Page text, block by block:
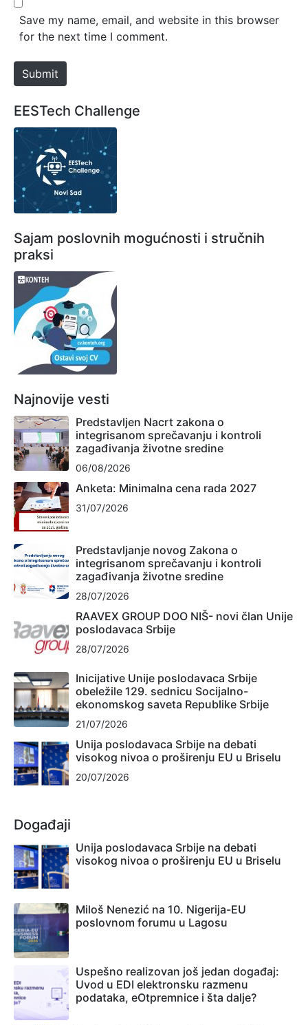
*
e
Save my name, email, and website in this browser
for the next time I comment.
Submit
EESTech Challenge
Sajam poslovnih mogućnosti i stručnih
praksi
Najnovije vesti
Predstavljen Nacrt zakona o
integrisanom sprečavanju i kontroli
zagađivanja životne sredine
06/08/2026
Anketa: Minimalna cena rada 2027
31/07/2026
Predstavljanje novog Zakona o
integrisanom sprečavanju i kontroli
zagađivanja životne sredine
28/07/2026
RAAVEX GROUP DOO NIŠ- novi član Unije
poslodavaca Srbije
28/07/2026
Inicijative Unije poslodavaca Srbije
obeležile 129. sednicu Socijalno-
ekonomskog saveta Republike Srbije
21/07/2026
Unija poslodavaca Srbije na debati
visokog nivoa o proširenju EU u Briselu
20/07/2026
Događaji
Unija poslodavaca Srbije na debati
visokog nivoa o proširenju EU u Briselu
Miloš Nenezić na 10. Nigerija-EU
poslovnom forumu u Lagosu
Uspešno realizovan još jedan događaj:
Uvod u EDI elektronsku razmenu
podataka, eOtpremnice i šta dalje?